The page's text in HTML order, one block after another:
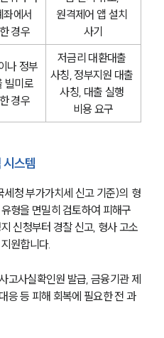
체
소개
변호사
보도
항
로그
서식
로슈어
나
상담예약
담예약
좌에서
경우
원격제어 앱 설치
사기
나 정부
빌미로
경우
저금리 대환대출
사칭, 정부지원 대출
사칭, 대출 실행
비용 요구
시스템
청 부가가치세 신고 기준)의 형
형을 면밀히 검토하여 피해구
신청부터 경찰 신고, 형사 고소
원합니다.
고사실확인원 발급, 금융기관 제
응 등 피해 회복에 필요한 전 과